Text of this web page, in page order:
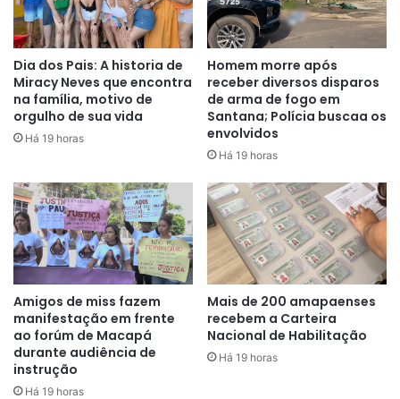
Dia dos Pais: A historia de
Miracy Neves que encontra
na família, motivo de
orgulho de sua vida
Há 19 horas
Homem morre após
receber diversos disparos
de arma de fogo em
Santana; Polícia buscaa os
envolvidos
Há 19 horas
Amigos de miss fazem
manifestação em frente
ao forúm de Macapá
durante audiência de
instrução
Há 19 horas
Mais de 200 amapaenses
recebem a Carteira
Nacional de Habilitação
Há 19 horas